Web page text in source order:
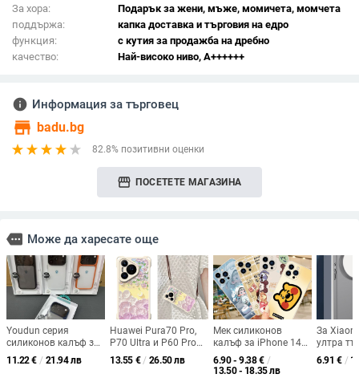
За хора:
Подарък за жени, мъже, момичета, момчета
поддържа:
капка доставка и търговия на едро
функция:
с кутия за продажба на дребно
качество:
Най-високо ниво, A++++++
info Информация за търговец
store badu.bg
82.8% позитивни оценки
storefront ПОСЕТЕТЕ МАГАЗИНА
more Може да харесате още
Youdun серия
силиконов калъф за
Huawei
Mate80/70P80 и
11.22€ / 21.94 лв
Huawei Pura70 Pro,
P70 Ultra и P60 Pro
силиконов калъф с
маслена живопис —
13.55 € / 26.50 лв
Мек силиконов
калъф за iPhone 14
Pro Max,
удароустойчив
6.90 - 9.38€ /
13.50 - 18.35 лв
За
ултра
не
6.91 € /